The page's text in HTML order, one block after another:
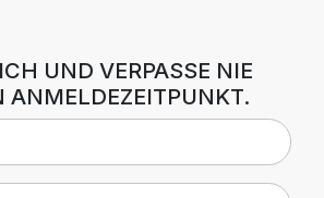
UND VERPASSE NIE
ANMELDEZEITPUNKT.